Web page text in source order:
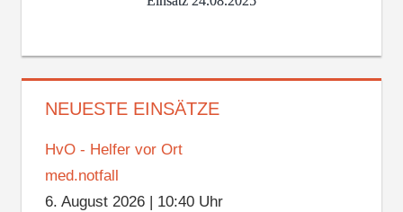
NEUESTE EINSÄTZE
HvO - Helfer vor Ort
med.notfall
6. August 2026| 10:40 Uhr